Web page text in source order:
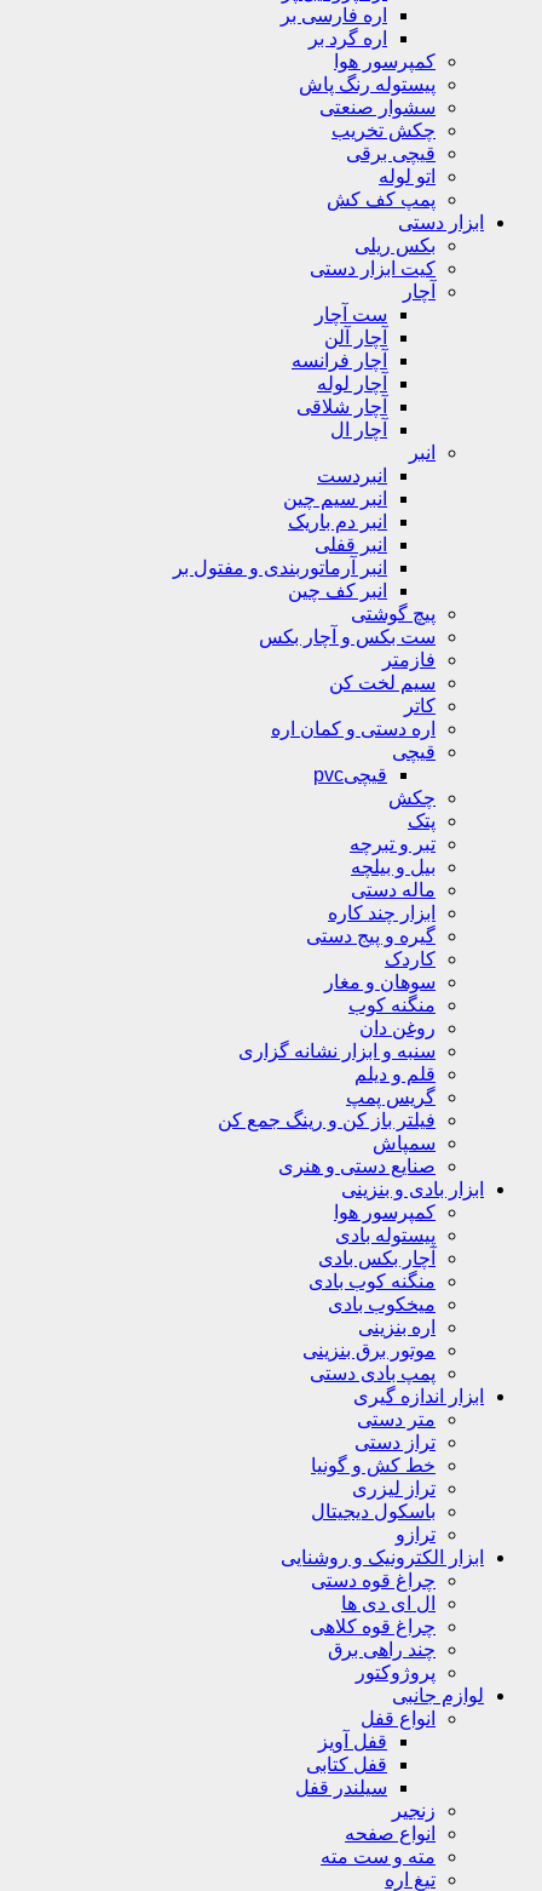
اره فارسی بر
اره گرد بر
کمپرسور هوا
پیستوله رنگ پاش
سشوار صنعتی
چکش تخریب
قیچی برقی
اتو لوله
پمپ کف کش
ابزار دستی
بکس ریلی
کیت ابزار دستی
آچار
ست آچار
آچار آلن
آچار فرانسه
آچار لوله
آچار شلاقی
آچار ال
انبر
انبردست
انبر سیم چین
انبر دم باریک
انبر قفلی
انبر آرماتوربندی و مفتول بر
انبر کف چین
پیچ گوشتی
ست بکس و آچار بکس
فازمتر
سیم لخت کن
کاتر
اره دستی و کمان اره
قیچی
قیچیpvc
چکش
پتک
تبر و تبرچه
بیل و بیلچه
ماله دستی
ابزار چند کاره
گیره و پیج دستی
کاردک
سوهان و مغار
منگنه کوب
روغن دان
سنبه و ابزار نشانه گزاری
قلم و دیلم
گریس پمپ
فیلتر باز کن و رینگ جمع کن
سمپاش
صنایع دستی و هنری
ابزار بادی و بنزینی
کمپرسور هوا
پیستوله بادی
آچار بکس بادی
منگنه کوب بادی
میخکوب بادی
اره بنزینی
موتور برق بنزینی
پمپ بادی دستی
ابزار اندازه گیری
متر دستی
تراز دستی
خط کش و گونیا
تراز لیزری
باسکول دیجیتال
ترازو
ابزار الکترونیک و روشنایی
چراغ قوه دستی
ال ای دی ها
چراغ قوه کلاهی
چند راهی برق
پروژوکتور
لوازم جانبی
انواع قفل
قفل آویز
قفل کتابی
سیلندر قفل
زنجیر
انواع صفحه
مته و ست مته
تیغ اره